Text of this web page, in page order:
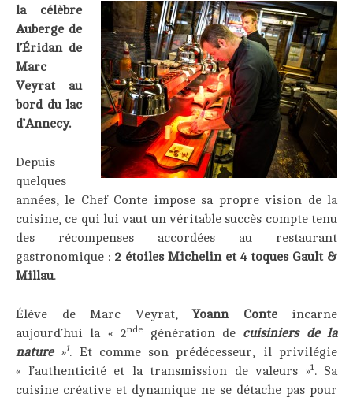
la célèbre
Auberge de
l’Éridan de
Marc
Veyrat au
bord du lac
d’Annecy.
Depuis
quelques
années, le Chef Conte impose sa propre vision de la
cuisine, ce qui lui vaut un véritable succès compte tenu
des récompenses accordées au restaurant
gastronomique : 2 étoiles Michelin et 4 toques Gault &
Millau.
Élève de Marc Veyrat,Yoann Conteincarne
aujourd’hui la « 2nde génération de cuisiniers de la
nature»1. Et comme son prédécesseur, il privilégie
« l’authenticité et la transmission de valeurs »1. Sa
cuisine créative et dynamique ne se détache pas pour